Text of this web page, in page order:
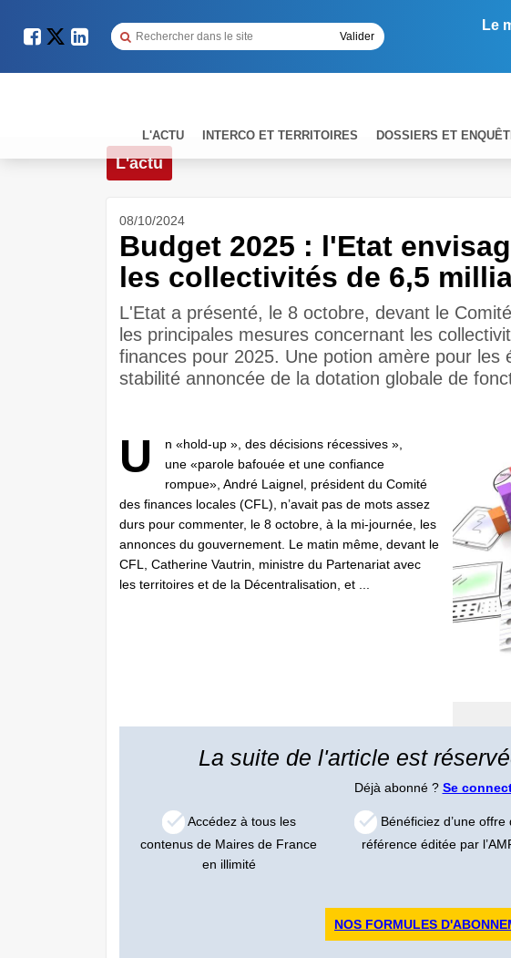
Le
L'ACTU INTERCO ET TERRITOIRES DOSSIERS ET
L'actu
08/10/2024
Budget 2025 : l'Etat
les collectivités de 6,5
L'Etat a présenté, le 8 octobre, devant le
les principales mesures concernant les
finances pour 2025. Une potion amère pour les
stabilité annoncée de la dotation globale de
U
n «hold-up », des décisions récessives »,
une «parole bafouée et une confiance
rompue», André Laignel, président du Comité
des finances locales (CFL), n’avait pas de mots assez
durs pour commenter, le 8 octobre, à la mi-journée, les
annonces du gouvernement. Le matin même, devant le
CFL, Catherine Vautrin, ministre du Partenariat avec
les territoires et de la Décentralisation, et ...
La suite de l'article est
Déjà abonné ? Se
Accédez à tous les
contenus de Maires de France
en illimité
Bénéficiez d’une offre
référence éditée par
NOS FORMULES